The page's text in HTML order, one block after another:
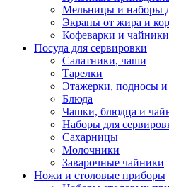
Мельницы и наборы
Экраны от жира и
Кофеварки и
Посуда для сервировки
Салатники, чаши
Тарелки
Этажерки, подносы и
Блюда
Чашки, блюдца и
Наборы для
Сахарницы
Молочники
Заварочные чайники
Ножи и столовые приборы